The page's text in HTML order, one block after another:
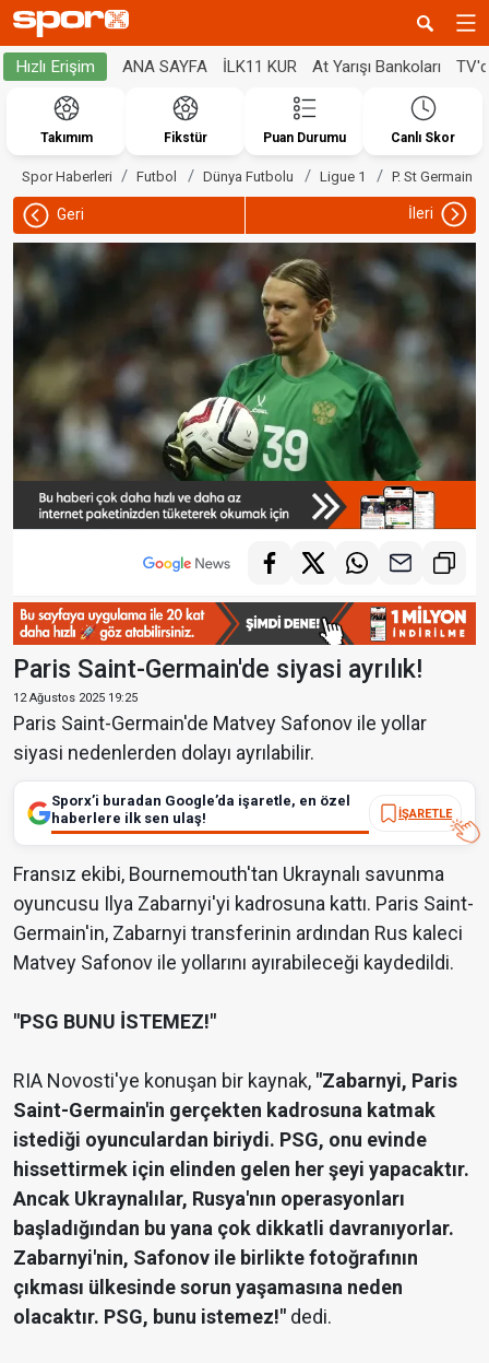
Hızlı Erişim ANA SAYFA İLK11 KUR At Yarışı Bankoları
Takımım Fikstür Puan Durumu Canlı Skor
Spor Haberleri Futbol Dünya Futbolu Ligue 1 P. St Germain
Geri İleri
Paris Saint-Germain'de siyasi ayrılık!
12 Ağustos 2025 19:25
Paris Saint-Germain'de Matvey Safonov ile yollar
siyasi nedenlerden dolayı ayrılabilir.
Sporx’i buradan Google’da işaretle, en özel
haberlere ilk sen ulaş!
İŞARETLE
Fransız ekibi, Bournemouth'tan Ukraynalı savunma
oyuncusu Ilya Zabarnyi'yi kadrosuna kattı. Paris Saint-
Germain'in, Zabarnyi transferinin ardından Rus kaleci
Matvey Safonov ile yollarını ayırabileceği kaydedildi.
"PSG BUNU İSTEMEZ!"
RIA Novosti'ye konuşan bir kaynak, "Zabarnyi, Paris
Saint-Germain'in gerçekten kadrosuna katmak
istediği oyunculardan biriydi. PSG, onu evinde
hissettirmek için elinden gelen her şeyi yapacaktır.
Ancak Ukraynalılar, Rusya'nın operasyonları
başladığından bu yana çok dikkatli davranıyorlar.
Zabarnyi'nin, Safonov ile birlikte fotoğrafının
çıkması ülkesinde sorun yaşamasına neden
olacaktır. PSG, bunu istemez!" dedi.